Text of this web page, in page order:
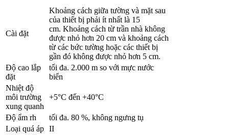
Cài đặt
Khoảng cách giữa tường và mặt sau
của thiết bị phải ít nhất là 15
cm. Khoảng cách từ trần nhà không
được nhỏ hơn 20 cm và khoảng cách
từ các bức tường hoặc các thiết bị
gần đó không được nhỏ hơn 5 cm.
Độ cao lắp
đặt
tối đa. 2.000 m so với mực nước
biển
Nhiệt độ
môi trường
xung quanh
+5°C đến +40°C
Độ ẩm rh
tối đa. 80 %, không ngưng tụ
Loại quá áp II